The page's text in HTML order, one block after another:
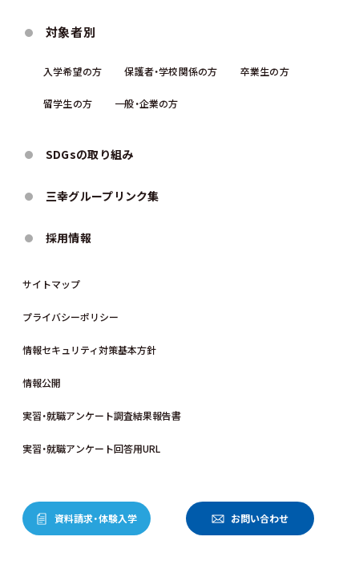
対象者別
入学希望の方 保護者・学校関係の方 卒業生の方
留学生の方 一般・企業の方
SDGsの取り組み
三幸グループリンク集
採用情報
サイトマップ
プライバシーポリシー
情報セキュリティ対策基本方針
情報公開
実習・就職アンケート調査結果報告書
実習・就職アンケート回答用URL
資料請求・体験入学 お問い合わせ